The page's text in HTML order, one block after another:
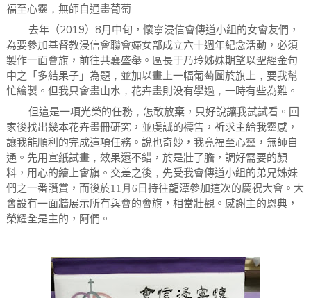
福至心靈 ， 無師自通畫葡萄
去年（2019） 8月中旬，懷寧浸信會傳道小組的女會友們，
為要參加基督教浸信會聯會婦女部成立六十週年紀念活動，必須
製作一面會旗，前往共襄盛舉。區長于乃玲姊妹期望以聖經金句
中之
「多結果子」為題，並加以畫上一幅葡萄圖於旗上 ， 要我幫
忙繪製。但我只會畫山水 ， 花卉畫則没有學過 ， 一時有些為難。
但這是一項光榮的任務， 怎敢放棄，只好說讓我試試看。回
家後找出幾本花卉畫冊研究，並虔誠的禱告，祈求主給我靈感，
讓我能順利的完成這項任務。說也奇妙，我竟福至心靈，無師自
通。先用宣紙試畫， 效果還不錯，於是壯了膽，調好需要的顏
料，用心的繪上會旗。交差之後 ， 先受我會傳道小組的弟兄姊妹
們之一番讚賞，而後於11 月6 日持往龍潭參加這次的慶祝大會。大
會設有一面牆展示所有與會的會旗，相當壯觀。感謝主的恩典，
榮耀全是主的，阿們。